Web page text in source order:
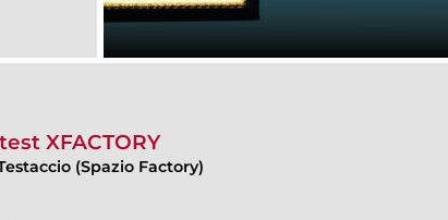
XFACTORY
(Spazio Factory)